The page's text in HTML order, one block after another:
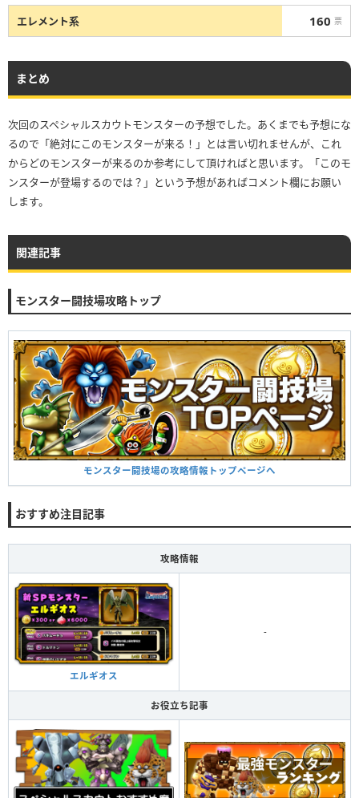
エレメント系 160 票
まとめ
次回のスペシャルスカウトモンスターの予想でした。あくまでも予想にな
るので「絶対にこのモンスターが来る！」とは言い切れませんが、これ
からどのモンスターが来るのか参考にして頂ければと思います。「このモ
ンスターが登場するのでは？」という予想があればコメント欄にお願い
します。
関連記事
モンスター闘技場攻略トップ
モンスター闘技場の攻略情報トップページへ
おすすめ注目記事
攻略情報
エルギオス
-
お役立ち記事